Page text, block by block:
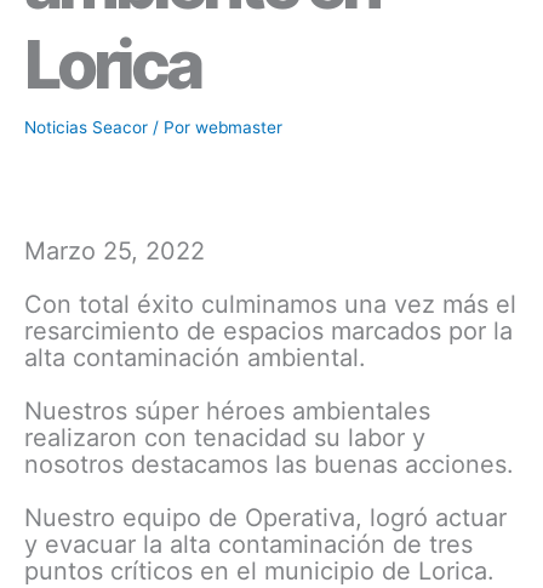
Lorica
Noticias Seacor / Por webmaster
Marzo 25, 2022
Con total éxito culminamos una vez más el
resarcimiento de espacios marcados por la
alta contaminación ambiental.
Nuestros súper héroes ambientales
realizaron con tenacidad su labor y
nosotros destacamos las buenas acciones.
Nuestro equipo de Operativa, logró actuar
y evacuar la alta contaminación de tres
puntos críticos en el municipio de Lorica.